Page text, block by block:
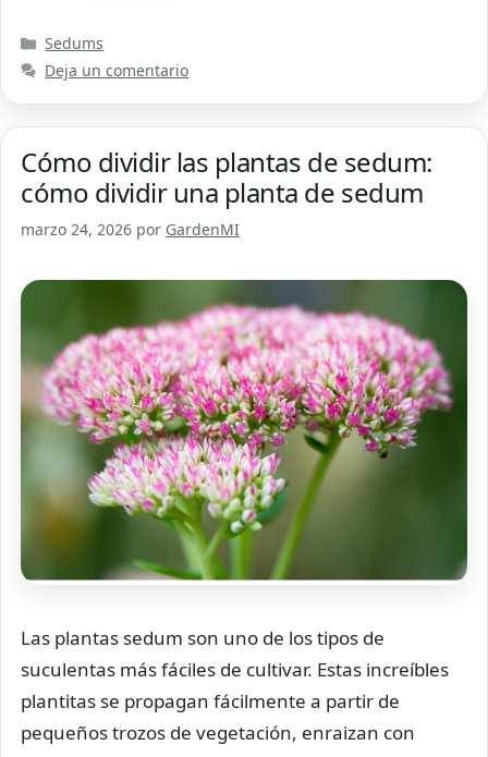
Categorías
Sedums
Deja un comentario
Cómo dividir las plantas de sedum:
cómo dividir una planta de sedum
marzo 24, 2026 por GardenMI
Las plantas sedum son uno de los tipos de
suculentas más fáciles de cultivar. Estas increíbles
plantitas se propagan fácilmente a partir de
pequeños trozos de vegetación, enraizan con